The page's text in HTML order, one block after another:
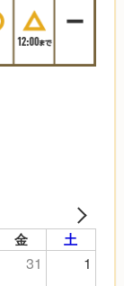
金 土
31 1